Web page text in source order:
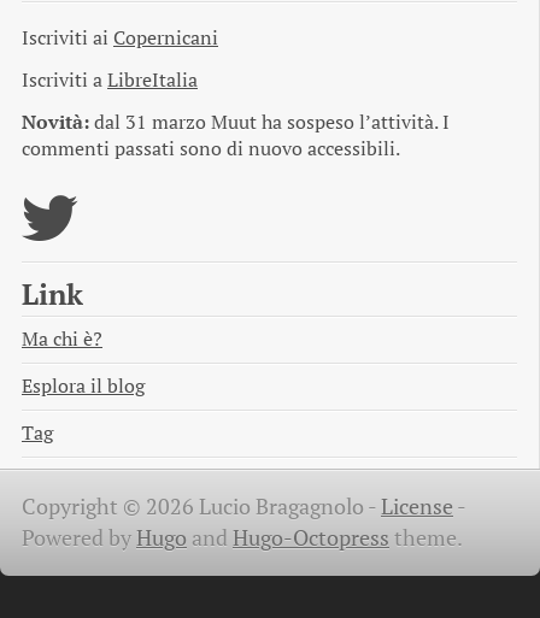
Iscriviti ai Copernicani
Iscriviti aLibreItalia
Novità:dal 31 marzo Muut ha sospeso l’attività. I
commenti passati sono di nuovo accessibili.
Link
Ma chi è?
Esplora il blog
Tag
Copyright © 2026 Lucio Bragagnolo -License -
Powered byHugo and Hugo-Octopress theme.